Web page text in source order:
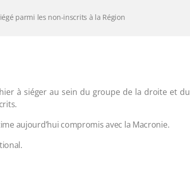
parmi les non-inscrits à la Région
à siéger au sein du groupe de la droite et du
aujourd’hui compromis avec la Macronie.